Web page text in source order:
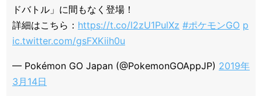
ドバトル」に間もなく登場！
詳細はこちら： https://t.co/l2zU1PulXz #ポケモンGO p
ic.twitter.com/gsFXKiih0u
— Pokémon GO Japan (@PokemonGOAppJP) 2019年
3月14日